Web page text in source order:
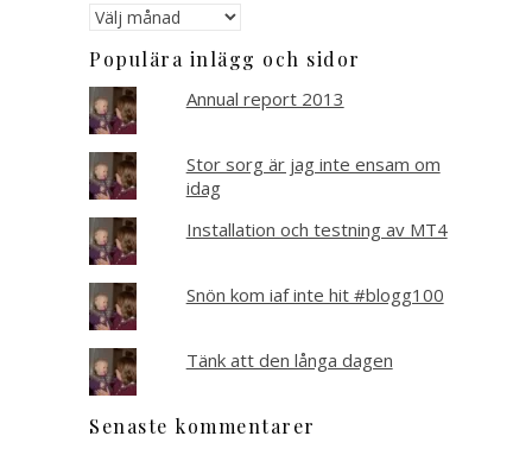
Arkiverat
Populära inlägg och sidor
Annual report 2013
Stor sorg är jag inte ensam om
idag
Installation och testning av MT4
Snön kom iaf inte hit #blogg100
Tänk att den långa dagen
Senaste kommentarer